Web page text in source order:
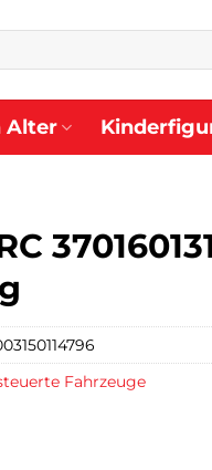
Alter
Fahrzeuge